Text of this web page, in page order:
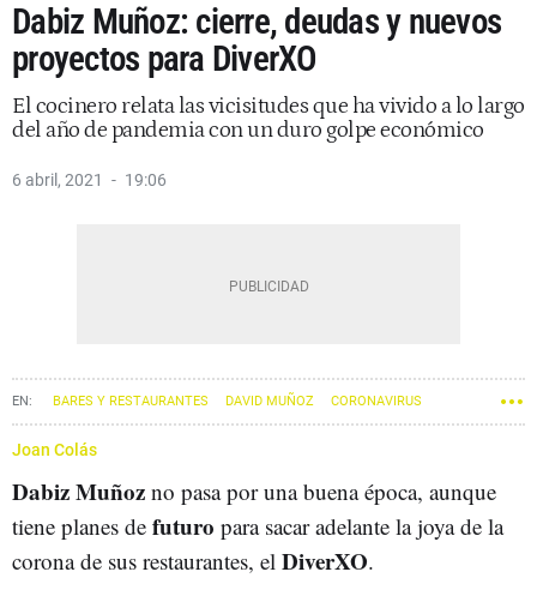
Dabiz Muñoz: cierre, deudas y nuevos
proyectos para DiverXO
El cocinero relata las vicisitudes que ha vivido a lo largo
del año de pandemia con un duro golpe económico
6 abril, 2021 19:06
BARES Y RESTAURANTES DAVID MUÑOZ CORONAVIRUS
Joan Colás
Dabiz Muñoz no pasa por una buena época, aunque
tiene planes de futuro para sacar adelante la joya de la
corona de sus restaurantes, el DiverXO.